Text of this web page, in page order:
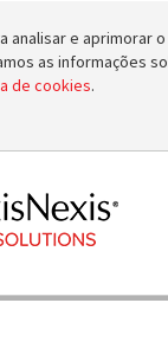
analisar e aprimorar
as informações
de cookies.